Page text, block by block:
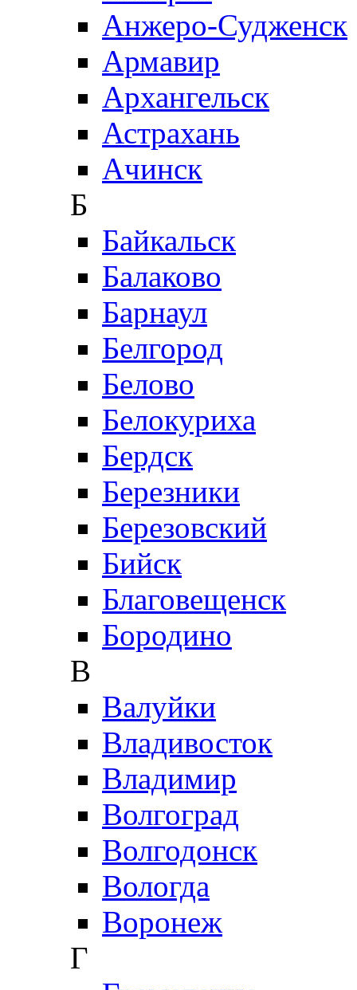
Анжеро-Судженск
Армавир
Архангельск
Астрахань
Ачинск
Б
Байкальск
Балаково
Барнаул
Белгород
Белово
Белокуриха
Бердск
Березники
Березовский
Бийск
Благовещенск
Бородино
В
Валуйки
Владивосток
Владимир
Волгоград
Волгодонск
Вологда
Воронеж
Г